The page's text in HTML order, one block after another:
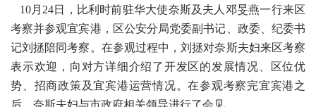
10月24日，比利时前驻华大使奈斯及夫人邓旻燕一行来区
考察并参观宜宾港，区公安分局党委副书记、政委、纪委书
记刘拯陪同考察。在参观过程中，刘拯对奈斯夫妇来区考察
表示欢迎，向对方详细介绍了开发区的发展情况、区位优
势、招商政策及宜宾港运营情况。在参观考察完宜宾港之
后，奈斯夫妇与市政府相关领导进行了会见。